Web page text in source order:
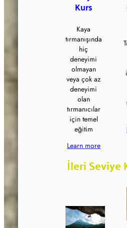
Kurs
Kaya
tırmanışında
hiç
deneyimi
olmayan
veya çok az
deneyimi
olan
tırmanıcılar
için temel
eğitim
Learn more
İleri Seviye